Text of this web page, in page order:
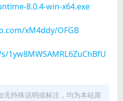
8.0.4-win-x64.exe
xM4ddy/OFGB
无特殊说明或标注，均为本站原